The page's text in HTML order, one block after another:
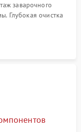
заварочного
Глубокая очистка
жмыха и накипи.
с использованием